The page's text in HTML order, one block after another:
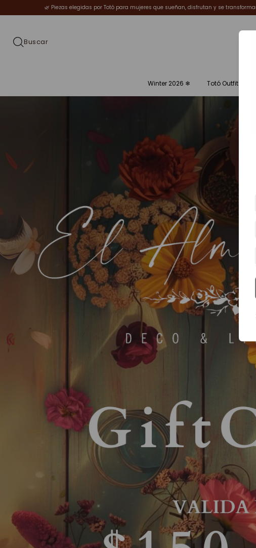
por Totó para mujeres que sueñan, disfrutan y se transforman. ✨Welcome Winter ❄️
Winter 2026 ❄︎ Totó Outfits